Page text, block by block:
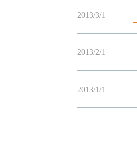
2013/3/1
2013/2/1
2013/1/1